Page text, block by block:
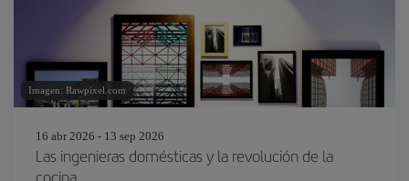
Imagen: Rawpixel.com
16 abr 2026 - 13 sep 2026
Las ingenieras domésticas y la revolución de la
cocina